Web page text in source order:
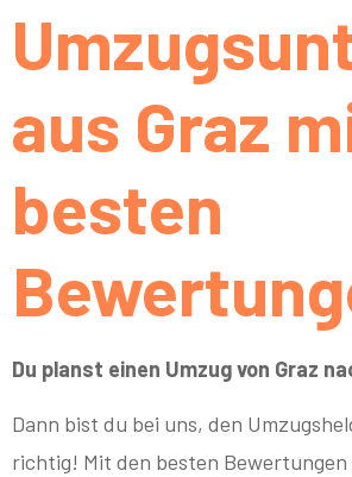
aus Graz
besten
Du planst einen Umzug von Graz
Dann bist du bei uns, den
richtig! Mit den besten Bewertungen